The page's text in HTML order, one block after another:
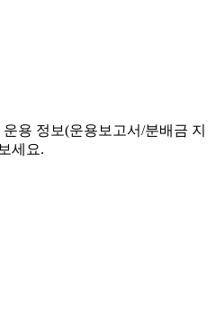
용 정보(운용보고서/분배금 지
세요.